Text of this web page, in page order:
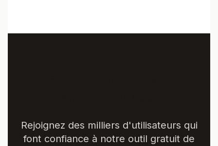
Rejoignez des milliers d'utilisateurs qui
font confiance à notre outil gratuit de